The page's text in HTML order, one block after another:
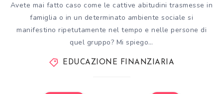
Avete mai fatto caso come le cattive abitudini trasmesse in
famiglia o in un determinato ambiente sociale si
manifestino ripetutamente nel tempo e nelle persone di
quel gruppo? Mi spiego…
EDUCAZIONE FINANZIARIA